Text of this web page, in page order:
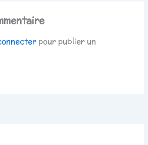
pour publier un